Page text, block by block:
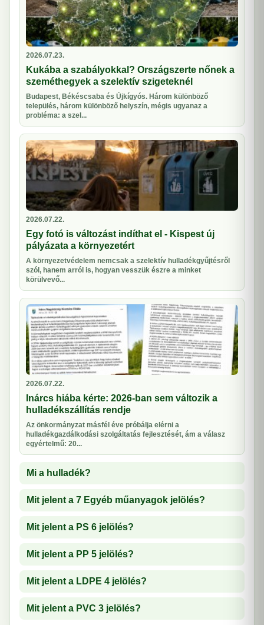
2026.07.23.
Kukába a szabályokkal? Országszerte nőnek a
szeméthegyek a szelektív szigeteknél
Budapest, Békéscsaba és Újkígyós. Három különböző
település, három különböző helyszín, mégis ugyanaz a
probléma: a szel...
2026.07.22.
Egy fotó is változást indíthat el - Kispest új
pályázata a környezetért
A környezetvédelem nemcsak a szelektív hulladékgyűjtésről
szól, hanem arról is, hogyan vesszük észre a minket
körülvevő...
2026.07.22.
Inárcs hiába kérte: 2026-ban sem változik a
hulladékszállítás rendje
Az önkormányzat másfél éve próbálja elérni a
hulladékgazdálkodási szolgáltatás fejlesztését, ám a válasz
egyértelmű: 20...
Mi a hulladék?
Mit jelent a 7 Egyéb műanyagok jelölés?
Mit jelent a PS 6 jelölés?
Mit jelent a PP 5 jelölés?
Mit jelent a LDPE 4 jelölés?
Mit jelent a PVC 3 jelölés?